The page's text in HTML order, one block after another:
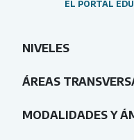
EL PORTAL
NIVELES
ÁREAS
MODALIDADES Y